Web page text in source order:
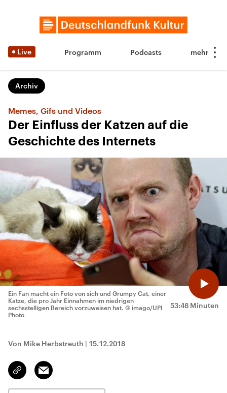
Live Programm Podcasts
Archiv
Memes, Gifs und Videos
Der Einfluss der Katzen auf die
Geschichte des Internets
53:48 Minuten
Ein Fan macht ein Foto von sich und Grumpy Cat, einer
Katze, die pro Jahr Einnahmen im niedrigen
sechsstelligen Bereich vorzuweisen hat. © imago/UPI
Photo
Von Mike Herbstreuth | 15.12.2018
Link
kopieren/teilen
Email